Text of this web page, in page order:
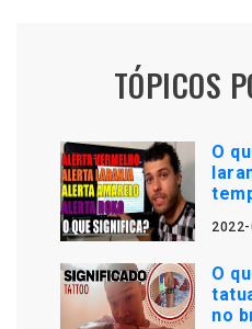
TÓPICOS
O
O
no